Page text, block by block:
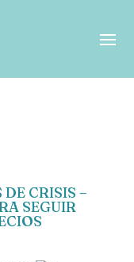
CRISIS –
SEGUIR